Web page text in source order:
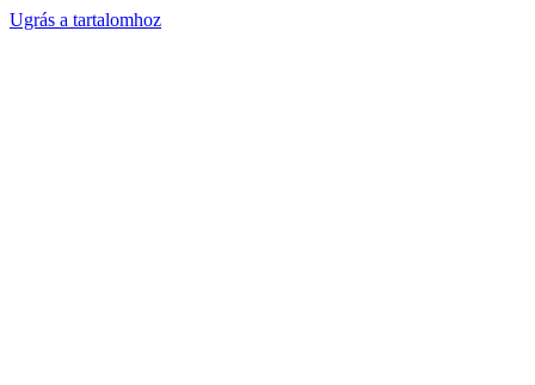
Ugrás a tartalomhoz